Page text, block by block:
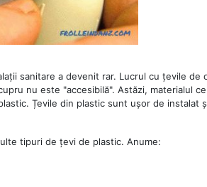
sanitare a devenit rar. Lucrul cu țevile de
nu este "accesibilă". Astăzi, materialul
Țevile din plastic sunt ușor de instalat
tipuri de țevi de plastic. Anume: